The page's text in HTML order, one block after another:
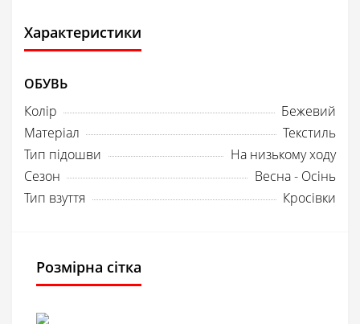
Характеристики
ОБУВЬ
Колір
Бежевий
Матеріал
Текстиль
Тип підошви
На низькому ходу
Сезон
Весна - Осінь
Тип взуття
Кросівки
Розмірна сітка